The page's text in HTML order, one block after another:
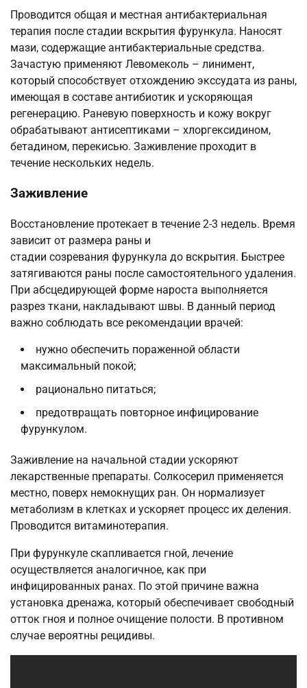
Проводится общая и местная антибактериальная
терапия после стадии вскрытия фурункула. Наносят
мази, содержащие антибактериальные средства.
Зачастую применяют Левомеколь – линимент,
который способствует отхождению экссудата из раны,
имеющая в составе антибиотик и ускоряющая
регенерацию. Раневую поверхность и кожу вокруг
обрабатывают антисептиками – хлоргексидином,
бетадином, перекисью. Заживление проходит в
течение нескольких недель.
Заживление
Восстановление протекает в течение 2-3 недель. Время
зависит от размера раны и
стадии созревания фурункула до вскрытия. Быстрее
затягиваются раны после самостоятельного удаления.
При абсцедирующей форме нароста выполняется
разрез ткани, накладывают швы. В данный период
важно соблюдать все рекомендации врачей:
нужно обеспечить пораженной области
максимальный покой;
рационально питаться;
предотвращать повторное инфицирование
фурункулом.
Заживление на начальной стадии ускоряют
лекарственные препараты. Солкосерил применяется
местно, поверх немокнущих ран. Он нормализует
метаболизм в клетках и ускоряет процесс их деления.
Проводится витаминотерапия.
При фурункуле скапливается гной, лечение
осуществляется аналогичное, как при
инфицированных ранах. По этой причине важна
установка дренажа, который обеспечивает свободный
отток гноя и полное очищение полости. В противном
случае вероятны рецидивы.